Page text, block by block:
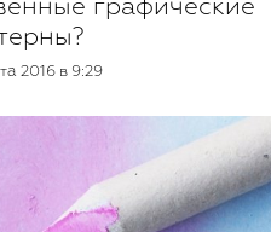
графические
2016 в 9:29